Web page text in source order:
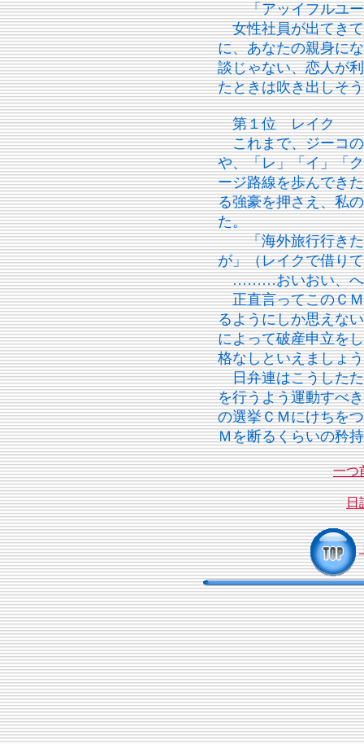
「アッイフルユー
女性社員が出てきて
に、あなたの親身に
談じゃない、恋人が
たときは吹き出しそ
第１位 レイク
これまで、ジーコの
や、「レ」「イ」「
ージ路線を歩んでき
る強豪を押さえ、私
た。
「海外旅行行きた
が」（レイクで借り
………おいおい、へ
正直言ってこのＣＭ
るようにしか思えな
によって破産申立を
格なしといえましょ
日弁連はこうしたた
を行うよう運動すべ
の選挙ＣＭにけちを
Ｍを断るくらいの矜
一つ
日